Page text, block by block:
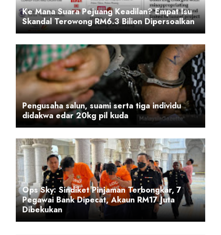
Ke Mana Suara Pejuang Keadilan? Empat Isu
Skandal Terowong RM6.3 Bilion Dipersoalkan
Pengusaha salun, suami serta tiga individu
didakwa edar 20kg pil kuda
Ops Sky: Sindiket Pinjaman Terbongkar, 7
Pegawai Bank Dipecat, Akaun RM17 Juta
Dibekukan